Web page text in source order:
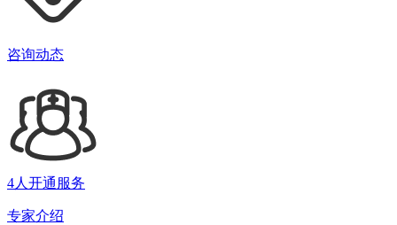
咨询动态
4人开通服务
专家介绍